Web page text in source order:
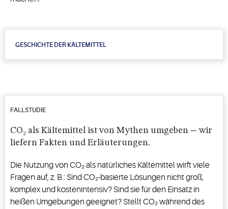
GESCHICHTE DER KÄLTEMITTEL
FALLSTUDIE
CO₂ als Kältemittel ist von Mythen umgeben − wir
liefern Fakten und Erläuterungen.
Die Nutzung von CO₂ als natürliches Kältemittel wirft viele
Fragen auf, z. B.: Sind CO₂-basierte Lösungen nicht groß,
komplex und kostenintensiv? Sind sie für den Einsatz in
heißen Umgebungen geeignet? Stellt CO₂ während des